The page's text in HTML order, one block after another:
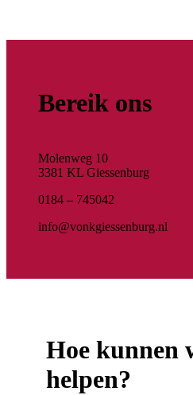
Bereik ons
Molenweg 10
3381 KL Giessenburg
0184 – 745042
info@vonkgiessenburg.nl
Hoe kunnen
helpen?